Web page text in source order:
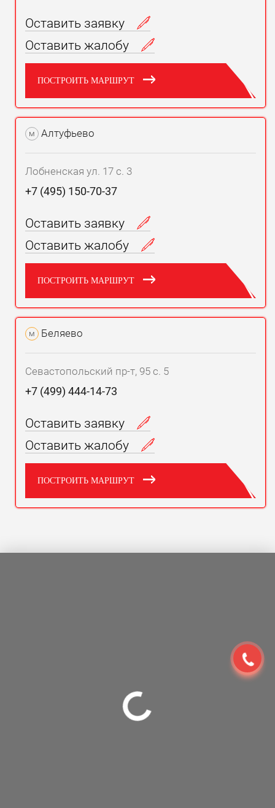
Оставить заявку
Оставить жалобу
ПОСТРОИТЬ МАРШРУТ
м Алтуфьево
Лобненская ул. 17 с. 3
+7 (495) 150-70-37
Оставить заявку
Оставить жалобу
ПОСТРОИТЬ МАРШРУТ
м Беляево
Севастопольский пр-т, 95 с. 5
+7 (499) 444-14-73
Оставить заявку
Оставить жалобу
ПОСТРОИТЬ МАРШРУТ